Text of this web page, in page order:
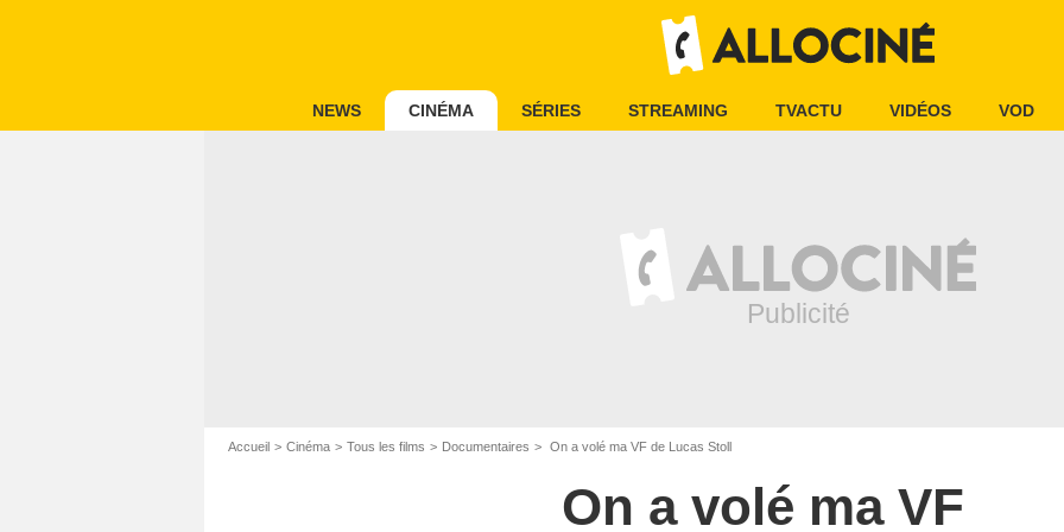
NEWS CINÉMA SÉRIES STREAMING TVACTU VIDÉOS VOD
Accueil Cinéma Tous les films Documentaires On a volé ma VF de Lucas Stoll
On a volé ma VF